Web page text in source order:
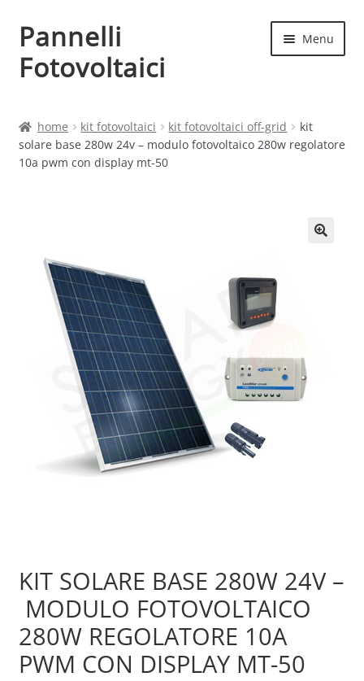
Vai
alla
navigazione
Vai
al
contenuto
Pannelli
Fotovoltaici
Menu
Cart
Contatti
My account
Produttori
Sample Page
home kit fotovoltaici kit fotovoltaici off-grid
kit
solare base 280w 24v – modulo fotovoltaico 280w regolatore
10a pwm con display mt-50
KIT SOLARE BASE 280W 24V –
MODULO FOTOVOLTAICO
280W REGOLATORE 10A
PWM CON DISPLAY MT-50